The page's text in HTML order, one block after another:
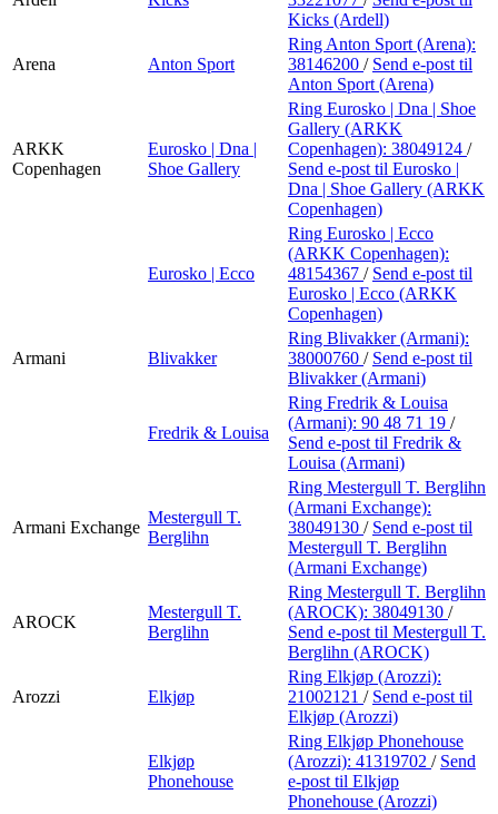
Kicks (Ardell)
Arena Anton Sport
Ring Anton Sport (Arena):
38146200 / Send e-post til
Anton Sport (Arena)
ARKK
Copenhagen
Eurosko | Dna |
Shoe Gallery
Ring Eurosko | Dna | Shoe
Gallery (ARKK
Copenhagen): 38049124 /
Send e-post til Eurosko |
Dna | Shoe Gallery (ARKK
Copenhagen)
Eurosko | Ecco
Ring Eurosko | Ecco
(ARKK Copenhagen):
48154367 / Send e-post til
Eurosko | Ecco (ARKK
Copenhagen)
Armani Blivakker
Ring Blivakker (Armani):
38000760 / Send e-post til
Blivakker (Armani)
Fredrik & Louisa
Ring Fredrik & Louisa
(Armani): 90 48 71 19 /
Send e-post til Fredrik &
Louisa (Armani)
Armani Exchange
Mestergull T.
Berglihn
Ring Mestergull T. Berglihn
(Armani Exchange):
38049130 / Send e-post til
Mestergull T. Berglihn
(Armani Exchange)
AROCK
Mestergull T.
Berglihn
Ring Mestergull T. Berglihn
(AROCK): 38049130 /
Send e-post til Mestergull T.
Berglihn (AROCK)
Arozzi Elkjøp
Ring Elkjøp (Arozzi):
21002121 / Send e-post til
Elkjøp (Arozzi)
Elkjøp
Phonehouse
Ring Elkjøp Phonehouse
(Arozzi): 41319702 / Send
e-post til Elkjøp
Phonehouse (Arozzi)